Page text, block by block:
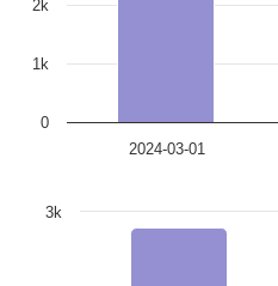
2024-03-01
0
1k
2k
3k